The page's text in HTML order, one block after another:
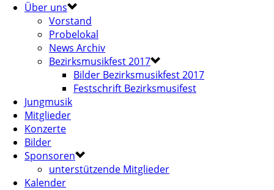
Über uns
Vorstand
Probelokal
News Archiv
Bezirksmusikfest 2017
Bilder Bezirksmusikfest 2017
Festschrift Bezirksmusifest
Jungmusik
Mitglieder
Konzerte
Bilder
Sponsoren
unterstützende Mitglieder
Kalender